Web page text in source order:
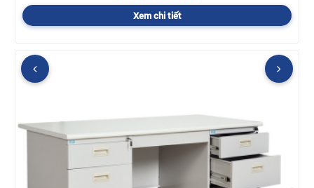
Xem chi tiết